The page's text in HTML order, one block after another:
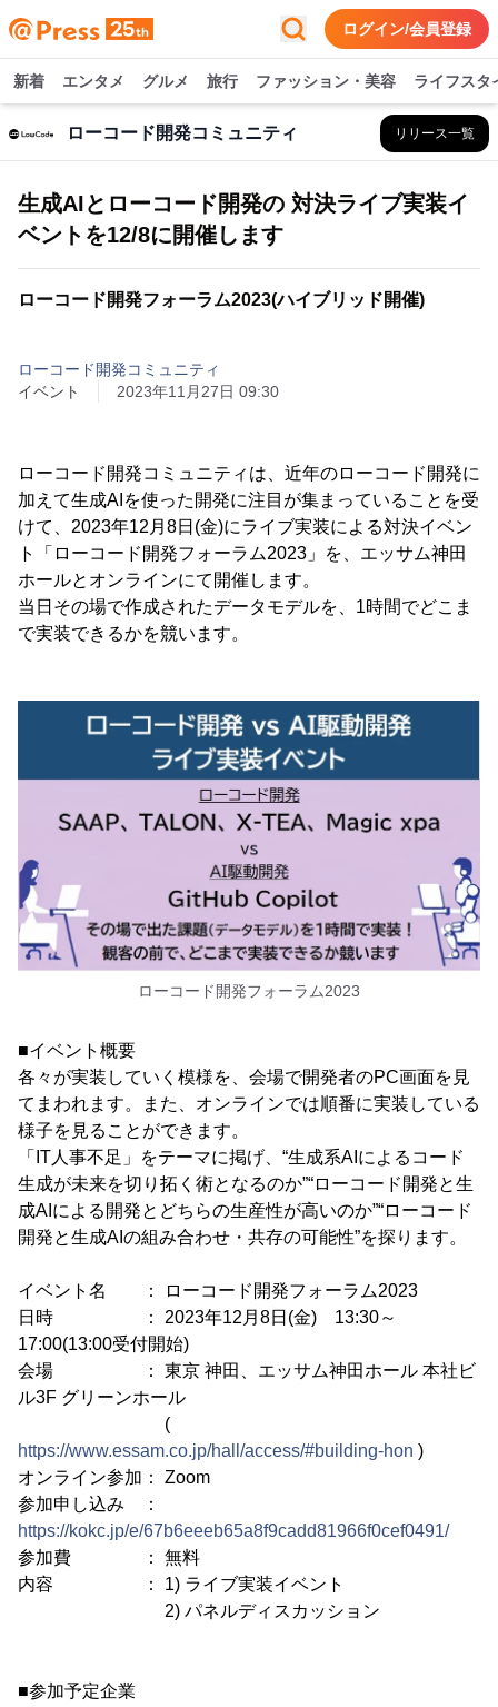
ログイン/会員登録
新着 エンタメ グルメ 旅行 ファッション・美容 ライフスタ
ローコード開発コミュニティ リリース一覧
生成AIとローコード開発の 対決ライブ実装イ
ベントを12/8に開催します
ローコード開発フォーラム2023(ハイブリッド開催)
ローコード開発コミュニティ
イベント
2023年11月27日 09:30
ローコード開発コミュニティは、近年のローコード開発に
加えて生成AIを使った開発に注目が集まっていることを受
けて、2023年12月8日(金)にライブ実装による対決イベン
ト「ローコード開発フォーラム2023」を、エッサム神田
ホールとオンラインにて開催します。
当日その場で作成されたデータモデルを、1時間でどこま
で実装できるかを競います。
ローコード開発フォーラム2023
■イベント概要
各々が実装していく模様を、会場で開発者のPC画面を見
てまわれます。また、オンラインでは順番に実装している
様子を見ることができます。
「IT人事不足」をテーマに掲げ、“生成系AIによるコード
生成が未来を切り拓く術となるのか”“ローコード開発と生
成AIによる開発とどちらの生産性が高いのか”“ローコード
開発と生成AIの組み合わせ・共存の可能性”を探ります。
イベント名 ： ローコード開発フォーラム2023
日時 ： 2023年12月8日(金) 13:30～
17:00(13:00受付開始)
会場 ： 東京 神田、エッサム神田ホール 本社ビ
ル3F グリーンホール
(
https://www.essam.co.jp/hall/access/#building-hon )
オンライン参加： Zoom
参加申し込み ：
https://kokc.jp/e/67b6eeeb65a8f9cadd81966f0cef0491/
参加費 ： 無料
内容 ： 1) ライブ実装イベント
2) パネルディスカッション
■参加予定企業